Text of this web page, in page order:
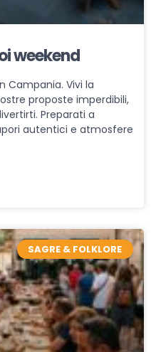
weekend
Campania. Vivi la
proposte imperdibili,
Preparati a
autentici e atmosfere
SAGRE & FOLKLORE